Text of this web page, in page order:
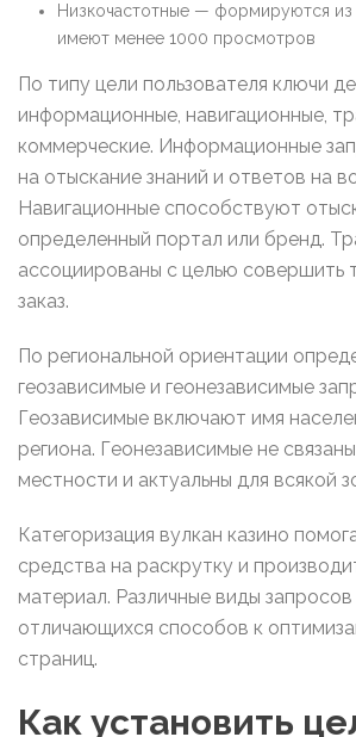
Низкочастотные — формируются из
имеют менее 1000 просмотров
По типу цели пользователя ключи
информационные, навигационные,
коммерческие. Информационные
на отыскание знаний и ответов на
Навигационные способствуют
определенный портал или бренд.
ассоциированы с целью совершить
заказ.
По региональной ориентации
геозависимые и геонезависимые
Геозависимые включают имя
региона. Геонезависимые не
местности и актуальны для всякой
Категоризация вулкан казино
средства на раскрутку и
материал. Различные виды
отличающихся способов к
страниц.
Как установить